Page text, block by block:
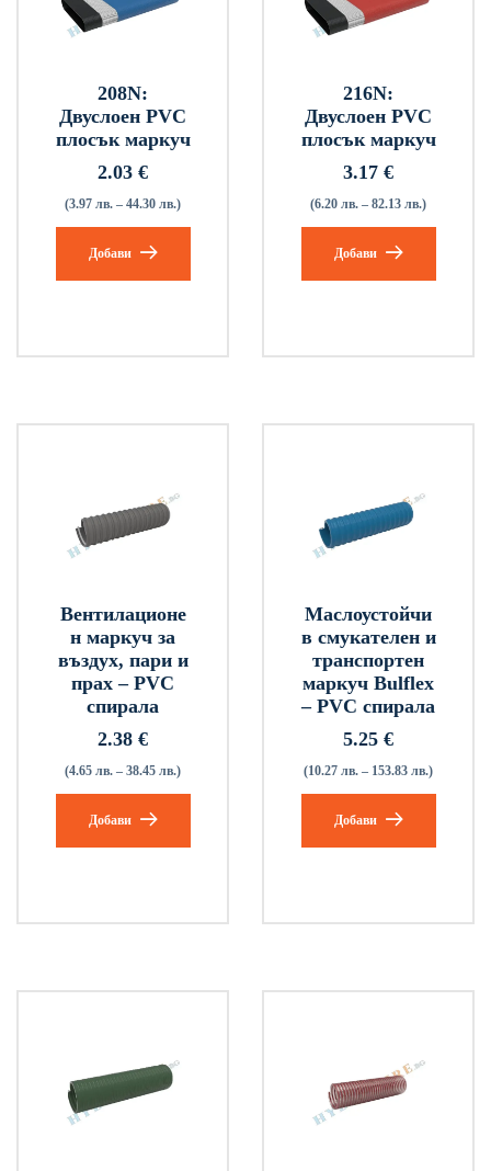
208N:
Двуслоен PVC
плосък маркуч
2.03 €
(3.97 лв. – 44.30 лв.)
Добави
216N:
Двуслоен PVC
плосък маркуч
3.17 €
(6.20 лв. – 82.13 лв.)
Добави
Вентилационе
н маркуч за
въздух, пари и
прах – PVC
спирала
2.38 €
(4.65 лв. – 38.45 лв.)
Добави
Маслоустойчи
в смукателен и
транспортен
маркуч Bulflex
– PVC спирала
5.25 €
(10.27 лв. – 153.83 лв.)
Добави